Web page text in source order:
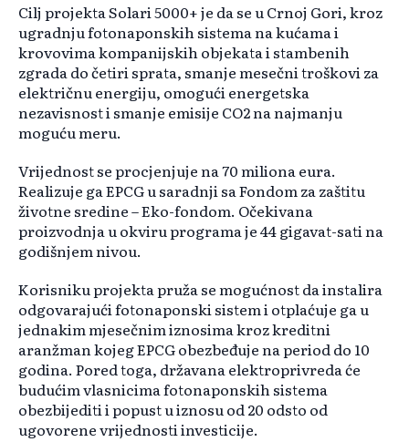
Cilj projekta Solari 5000+ je da se u Crnoj Gori, kroz
ugradnju fotonaponskih sistema na kućama i
krovovima kompanijskih objekata i stambenih
zgrada do četiri sprata, smanje mesečni troškovi za
električnu energiju, omogući energetska
nezavisnost i smanje emisije CO2 na najmanju
moguću meru.
Vrijednost se procjenjuje na 70 miliona eura.
Realizuje ga EPCG u saradnji sa Fondom za zaštitu
životne sredine – Eko-fondom. Očekivana
proizvodnja u okviru programa je 44 gigavat-sati na
godišnjem nivou.
Korisniku projekta pruža se mogućnost da instalira
odgovarajući fotonaponski sistem i otplaćuje ga u
jednakim mjesečnim iznosima kroz kreditni
aranžman kojeg EPCG obezbeđuje na period do 10
godina. Pored toga, državana elektroprivreda će
budućim vlasnicima fotonaponskih sistema
obezbijediti i popust u iznosu od 20 odsto od
ugovorene vrijednosti investicije.